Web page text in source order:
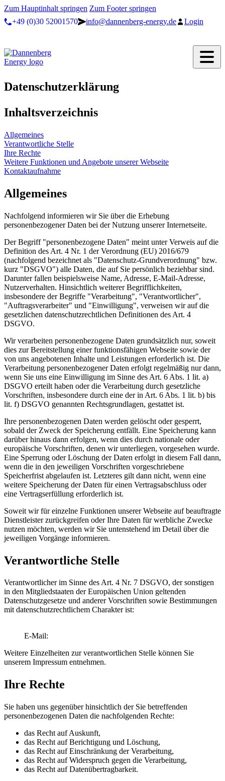
Zum Hauptinhalt springen Zum Footer springen
+49 (0)30 52001570
info@dannenberg-energy.de Login
Datenschutzerklärung
Inhaltsverzeichnis
Allgemeines
Verantwortliche Stelle
Ihre Rechte
Weitere Funktionen und Angebote unserer Webseite
Kontaktaufnahme
Allgemeines
Nachfolgend informieren wir Sie über die Erhebung
personenbezogener Daten bei der Nutzung unserer Internetseite.
Der Begriff "personenbezogene Daten" meint unter Verweis auf die
Definition des Art. 4 Nr. 1 der Verordnung (EU) 2016/679
(nachfolgend bezeichnet als "Datenschutz-Grundverordnung" bzw.
kurz "DSGVO") alle Daten, die auf Sie persönlich beziehbar sind.
Darunter fallen beispielsweise Name, Adresse, E-Mail-Adresse,
Nutzerverhalten. Hinsichtlich weiterer Begrifflichkeiten,
insbesondere der Begriffe "Verarbeitung", "Verantwortlicher",
"Auftragsverarbeiter" und "Einwilligung", verweisen wir auf die
gesetzlichen datenschutzrechtlichen Definitionen des Art. 4
DSGVO.
Wir verarbeiten personenbezogene Daten grundsätzlich nur, soweit
dies zur Bereitstellung einer funktionsfähigen Webseite sowie der
von uns angebotenen Inhalte und Leistungen erforderlich ist. Die
Verarbeitung personenbezogener Daten erfolgt regelmäßig nur dann,
wenn Sie uns eine Einwilligung im Sinne des Art. 6 Abs. 1 lit. a)
DSGVO erteilt haben oder die Verarbeitung durch gesetzliche
Vorschriften, insbesondere durch eine der in Art. 6 Abs. 1 lit. b) bis
lit. f) DSGVO genannten Rechtsgrundlagen, gestattet ist.
Ihre personenbezogenen Daten werden gelöscht oder gesperrt,
sobald der Zweck der Speicherung entfällt. Eine Speicherung kann
darüber hinaus dann erfolgen, wenn dies durch nationale oder
europäische Vorschriften, denen wir unterliegen, vorgesehen wurde.
Eine Sperrung oder Löschung der Daten erfolgt in diesem Fall dann,
wenn die in den jeweiligen Vorschriften vorgeschriebene
Speicherfrist abgelaufen ist. Letzteres gilt dann nicht, wenn eine
weitere Speicherung der Daten für einen Vertragsabschluss oder
eine Vertragserfüllung erforderlich ist.
Soweit wir für einzelne Funktionen unserer Webseite auf beauftragte
Dienstleister zurückgreifen oder Ihre Daten für werbliche Zwecke
nutzen möchten, werden wir Sie untenstehend im Detail über die
jeweiligen Vorgänge informieren.
Verantwortliche Stelle
Verantwortlicher im Sinne des Art. 4 Nr. 7 DSGVO, der sonstigen
in den Mitgliedstaaten der Europäischen Union geltenden
Datenschutzgesetze und anderer Vorschriften sowie Bestimmungen
mit datenschutzrechtlichem Charakter ist:
E-Mail:
Weitere Einzelheiten zur verantwortlichen Stelle können Sie
unserem Impressum entnehmen.
Ihre Rechte
Sie haben uns gegenüber hinsichtlich der Sie betreffenden
personenbezogenen Daten die nachfolgenden Rechte:
das Recht auf Auskunft,
das Recht auf Berichtigung und Löschung,
das Recht auf Einschränkung der Verarbeitung,
das Recht auf Widerspruch gegen die Verarbeitung,
das Recht auf Datenübertragbarkeit.